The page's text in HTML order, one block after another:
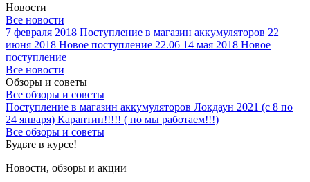
Новости
Все новости
7 февраля 2018 Поступление в магазин аккумуляторов 22
июня 2018 Новое поступление 22.06 14 мая 2018 Новое
поступление
Все новости
Обзоры и советы
Все обзоры и советы
Поступление в магазин аккумуляторов Локдаун 2021 (с 8 по
24 января) Карантин!!!!! ( но мы работаем!!!)
Все обзоры и советы
Будьте в курсе!
Новости, обзоры и акции